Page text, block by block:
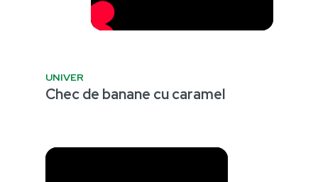
UNIVER
Chec de banane cu caramel